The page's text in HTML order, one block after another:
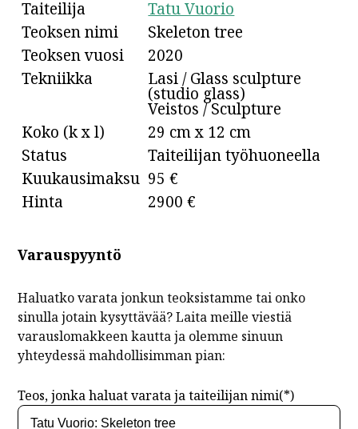
Taiteilija
Tatu Vuorio
Teoksen nimi
Skeleton tree
Teoksen vuosi
2020
Tekniikka
Lasi / Glass sculpture
(studio glass)
Veistos / Sculpture
Koko (k x l)
29 cm x 12 cm
Status
Taiteilijan työhuoneella
Kuukausimaksu 95 €
Hinta
2900 €
Varauspyyntö
Haluatko varata jonkun teoksistamme tai onko
sinulla jotain kysyttävää? Laita meille viestiä
varauslomakkeen kautta ja olemme sinuun
yhteydessä mahdollisimman pian:
Teos, jonka haluat varata ja taiteilijan nimi(*)